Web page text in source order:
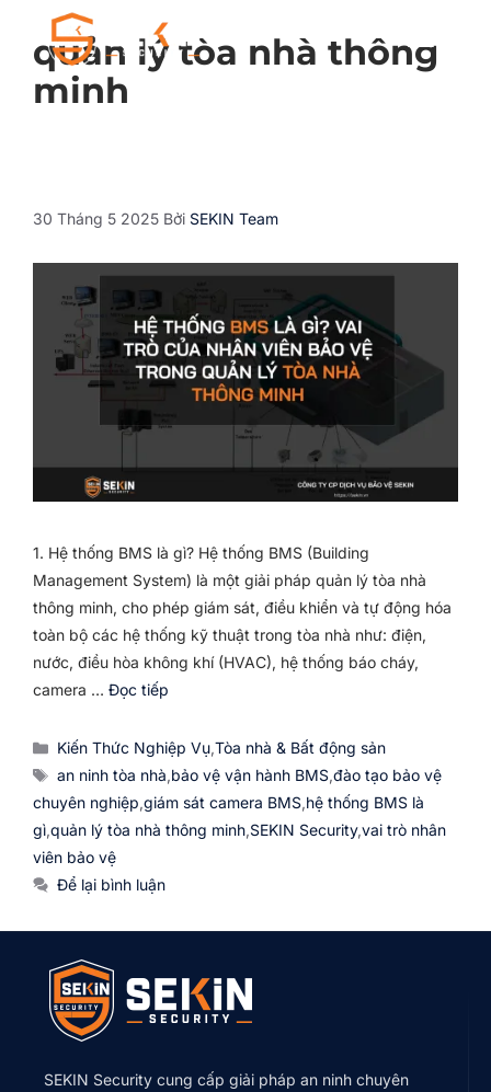
quản lý tòa nhà thông
minh
30 Tháng 5 2025 Bởi SEKIN Team
1. Hệ thống BMS là gì? Hệ thống BMS (Building
Management System) là một giải pháp quản lý tòa nhà
thông minh, cho phép giám sát, điều khiển và tự động hóa
toàn bộ các hệ thống kỹ thuật trong tòa nhà như: điện,
nước, điều hòa không khí (HVAC), hệ thống báo cháy,
camera … Đọc tiếp
Danh
Kiến Thức Nghiệp Vụ,Tòa nhà & Bất động sản
Thẻ
an ninh tòa nhà,bảo vệ vận hành BMS,đào tạo bảo vệ
chuyên nghiệp,giám sát camera BMS,hệ thống BMS là
gì,quản lý tòa nhà thông minh,SEKIN Security,vai trò nhân
viên bảo vệ
Để lại bình luận
SEKIN Security cung cấp giải pháp an ninh chuyên